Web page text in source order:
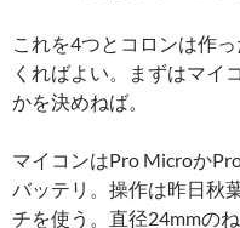
これを4つとコロンは作
くればよい。まずはマイ
かを決めねば。
マイコンはPro Microか
バッテリ。操作は昨日秋
チを使う。直径24mmの